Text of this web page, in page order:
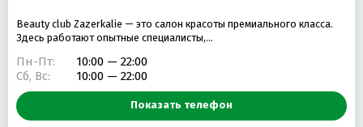
Beauty club Zazerkalie — это салон красоты премиального класса.
Здесь работают опытные специалисты,…
Пн-Пт:
10:00 — 22:00
Сб, Вс:
10:00 — 22:00
Показать телефон